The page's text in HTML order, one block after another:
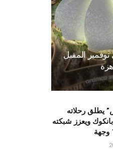
نوفمبر المقبل
يطلق رحلاته
ويعزز شبكته